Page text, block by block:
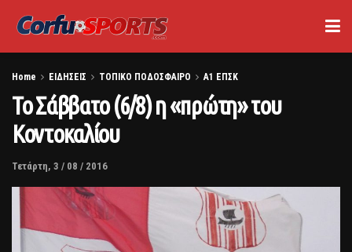
Home ΕΙΔΗΣΕΙΣ ΤΟΠΙΚΟ ΠΟΔΟΣΦΑΙΡΟ Α1 ΕΠΣΚ
Το Σάββατο (6/8) η «πρώτη» του
Κοντοκαλίου
Τετάρτη, 3 / 08 / 2016